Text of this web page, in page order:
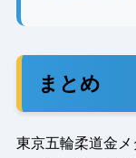
まとめ
東京五輪柔道金